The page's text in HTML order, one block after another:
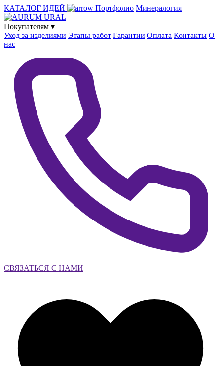
КАТАЛОГ ИДЕЙ Портфолио Минералогия
Покупателям ▾
Уход за изделиями Этапы работ Гарантии Оплата Контакты О
нас
СВЯЗАТЬСЯ С НАМИ